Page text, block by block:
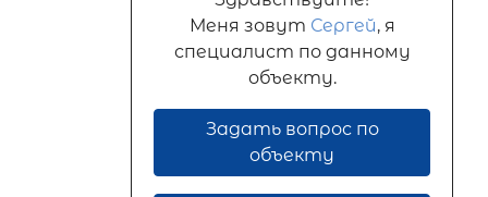
Меня зовут Сергей, я
специалист по данному
объекту.
Задать вопрос по
объекту